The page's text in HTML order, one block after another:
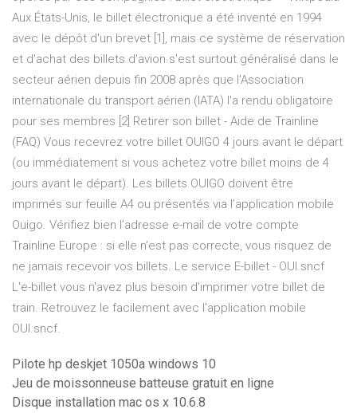
Aux États-Unis, le billet électronique a été inventé en 1994
avec le dépôt d'un brevet [1], mais ce système de réservation
et d'achat des billets d'avion s'est surtout généralisé dans le
secteur aérien depuis fin 2008 après que l'Association
internationale du transport aérien (IATA) l'a rendu obligatoire
pour ses membres [2] Retirer son billet - Aide de Trainline
(FAQ) Vous recevrez votre billet OUIGO 4 jours avant le départ
(ou immédiatement si vous achetez votre billet moins de 4
jours avant le départ). Les billets OUIGO doivent être
imprimés sur feuille A4 ou présentés via l’application mobile
Ouigo. Vérifiez bien l’adresse e-mail de votre compte
Trainline Europe : si elle n’est pas correcte, vous risquez de
ne jamais recevoir vos billets. Le service E-billet - OUI.sncf
L'e-billet vous n'avez plus besoin d'imprimer votre billet de
train. Retrouvez le facilement avec l'application mobile
OUI.sncf.
Pilote hp deskjet 1050a windows 10
Jeu de moissonneuse batteuse gratuit en ligne
Disque installation mac os x 10.6.8